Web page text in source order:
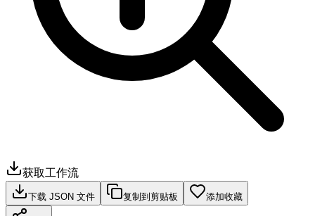
获取工作流
下载 JSON 文件 复制到剪贴板 添加收藏